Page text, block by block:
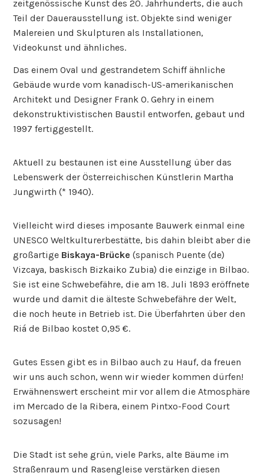
zeitgenössische Kunst des 20. Jahrhunderts, die auch
Teil der Dauerausstellung ist. Objekte sind weniger
Malereien und Skulpturen als Installationen,
Videokunst und ähnliches.
Das einem Oval und gestrandetem Schiff ähnliche
Gebäude wurde vom kanadisch-US-amerikanischen
Architekt und Designer Frank O. Gehry in einem
dekonstruktivistischen Baustil entworfen, gebaut und
1997 fertiggestellt.
Aktuell zu bestaunen ist eine Ausstellung über das
Lebenswerk der Österreichischen Künstlerin Martha
Jungwirth (* 1940).
Vielleicht wird dieses imposante Bauwerk einmal eine
UNESCO Weltkulturerbestätte, bis dahin bleibt aber die
großartige Biskaya-Brücke (spanisch Puente (de)
Vizcaya, baskisch Bizkaiko Zubia) die einzige in Bilbao.
Sie ist eine Schwebefähre, die am 18. Juli 1893 eröffnete
wurde und damit die älteste Schwebefähre der Welt,
die noch heute in Betrieb ist. Die Überfahrten über den
Riá de Bilbao kostet 0,95 €.
Gutes Essen gibt es in Bilbao auch zu Hauf, da freuen
wir uns auch schon, wenn wir wieder kommen dürfen!
Erwähnenswert erscheint mir vor allem die Atmosphäre
im Mercado de la Ribera, einem Pintxo-Food Court
sozusagen!
Die Stadt ist sehe grün, viele Parks, alte Bäume im
Straßenraum und Rasengleise verstärken diesen